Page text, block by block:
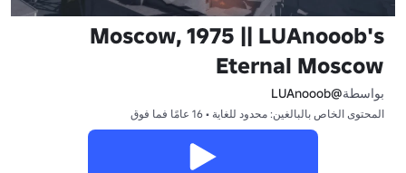
Moscow, 1975 || LUAnooob's
Eternal Moscow
بواسطة@LUAnooob
المحتوى الخاص بالبالغين: محدود للغاية • 16 عامًا فما فوق